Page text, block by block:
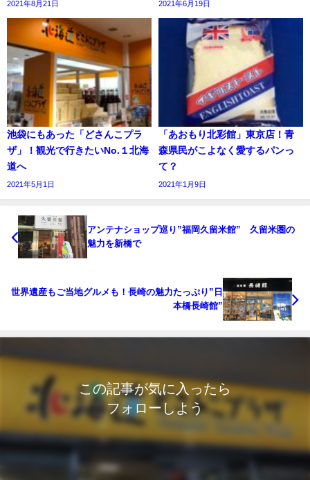
2021年8月21日 2021年6月19日
池袋にもあった「どさんこプラ
ザ」！観光で行きたいNo.１北海
道へ
2021年5月1日
「あおもり北彩館」東京店！青
森県民がこよなく愛するパンっ
て？
2021年1月9日
アンテナショップ巡り”福岡久留米館” 久留米圏の
魅力を新橋で
世界遺産もご当地グルメも！長崎の魅力たっぷり”日
本橋長崎館”
この記事が気に入ったら
フォローしよう